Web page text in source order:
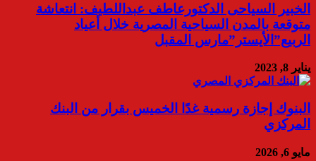
الخبير السياحى الدكتورعاطف عبداللطيف: انتعاشة
متوقعة بالمدن السياحية المصرية خلال أعياد
الربيع”الأيستر”مارس المقبل
يناير 8, 2023
البنوك إجازة رسمية غدًا الخميس بقرار من البنك
المركزي
مايو 6, 2026